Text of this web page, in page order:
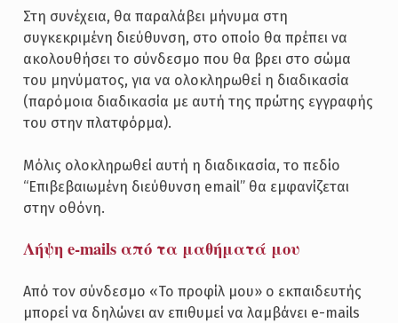
Στη συνέχεια, θα παραλάβει μήνυμα στη
συγκεκριμένη διεύθυνση, στο οποίο θα πρέπει να
ακολουθήσει το σύνδεσμο που θα βρει στο σώμα
του μηνύματος, για να ολοκληρωθεί η διαδικασία
(παρόμοια διαδικασία με αυτή της πρώτης εγγραφής
του στην πλατφόρμα).
Μόλις ολοκληρωθεί αυτή η διαδικασία, το πεδίο
“Επιβεβαιωμένη διεύθυνση email” θα εμφανίζεται
στην οθόνη.
Λήψη e-mails από τα μαθήματά μου
Από τον σύνδεσμο «Το προφίλ μου» ο εκπαιδευτής
μπορεί να δηλώνει αν επιθυμεί να λαμβάνει e-mails